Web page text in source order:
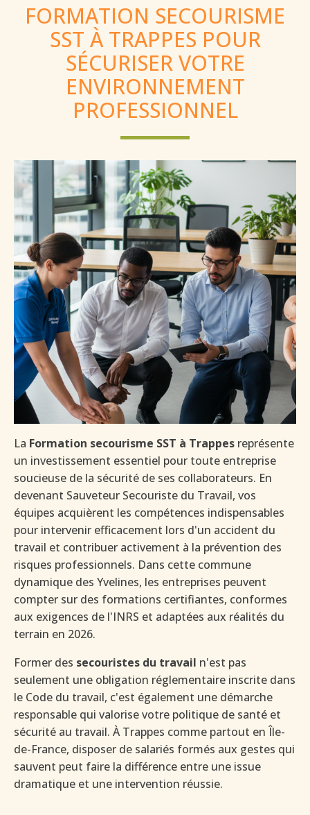
FORMATION SECOURISME
SST À TRAPPES POUR
SÉCURISER VOTRE
ENVIRONNEMENT
PROFESSIONNEL
La Formation secourisme SST à Trappes représente
un investissement essentiel pour toute entreprise
soucieuse de la sécurité de ses collaborateurs. En
devenant Sauveteur Secouriste du Travail, vos
équipes acquièrent les compétences indispensables
pour intervenir efficacement lors d'un accident du
travail et contribuer activement à la prévention des
risques professionnels. Dans cette commune
dynamique des Yvelines, les entreprises peuvent
compter sur des formations certifiantes, conformes
aux exigences de l'INRS et adaptées aux réalités du
terrain en 2026.
Former des secouristes du travail n'est pas
seulement une obligation réglementaire inscrite dans
le Code du travail, c'est également une démarche
responsable qui valorise votre politique de santé et
sécurité au travail. À Trappes comme partout en Île-
de-France, disposer de salariés formés aux gestes qui
sauvent peut faire la différence entre une issue
dramatique et une intervention réussie.